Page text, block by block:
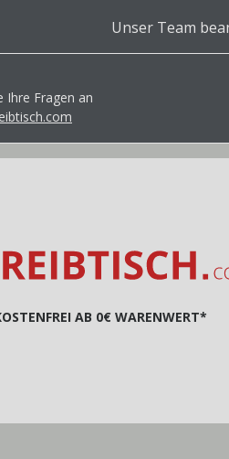
Unser Team
Ihre Fragen an
AB 0€ WARENWERT*